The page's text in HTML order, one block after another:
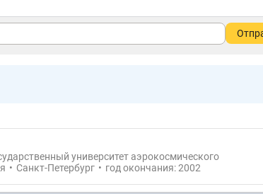
университет аэрокосмического
• Санкт-Петербург • год окончания: 2002